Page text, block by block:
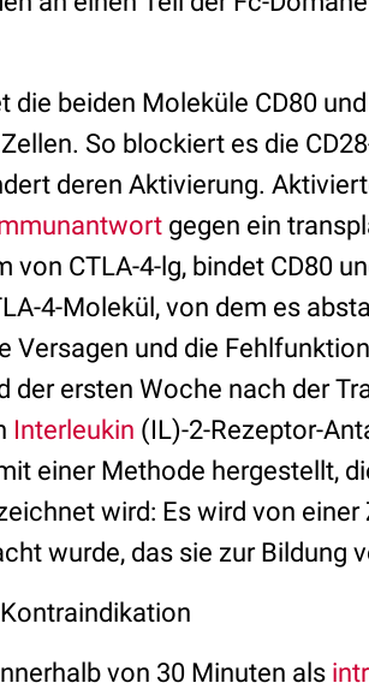
die beiden Moleküle CD80
So blockiert es die
deren Aktivierung.
gegen ein
von CTLA-4-lg, bindet CD80
4-Molekül, von dem es
Versagen und die
der ersten Woche nach der
Interleukin (IL)-2-Rezeptor-
einer Methode hergestellt,
wird: Es wird von
wurde, das sie zur Bildung
von 30 Minuten als